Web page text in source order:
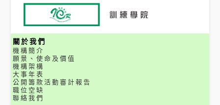
關於我們
機構簡介
願景、使命及價值
機構架構
大事年表
公開籌款活動審計報告
職位空缺
聯絡我們